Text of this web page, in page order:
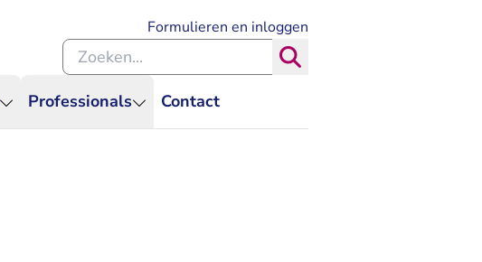
Professionals Contact
Formulieren en inloggen
Zoeken binnen de Rechtspraak